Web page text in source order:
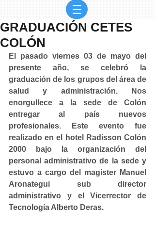
GRADUACIÓN CETES
COLÓN
El pasado viernes 03 de mayo del
presente año, se celebró la
graduación de los grupos del área de
salud y administración. Nos
enorgullece a la sede de Colón
entregar al país nuevos
profesionales. Este evento fue
realizado en el hotel Radisson Colón
2000 bajo la organización del
personal administrativo de la sede y
estuvo a cargo del magister Manuel
Aronategui sub director
administrativo y el Vicerrector de
Tecnología Alberto Deras.